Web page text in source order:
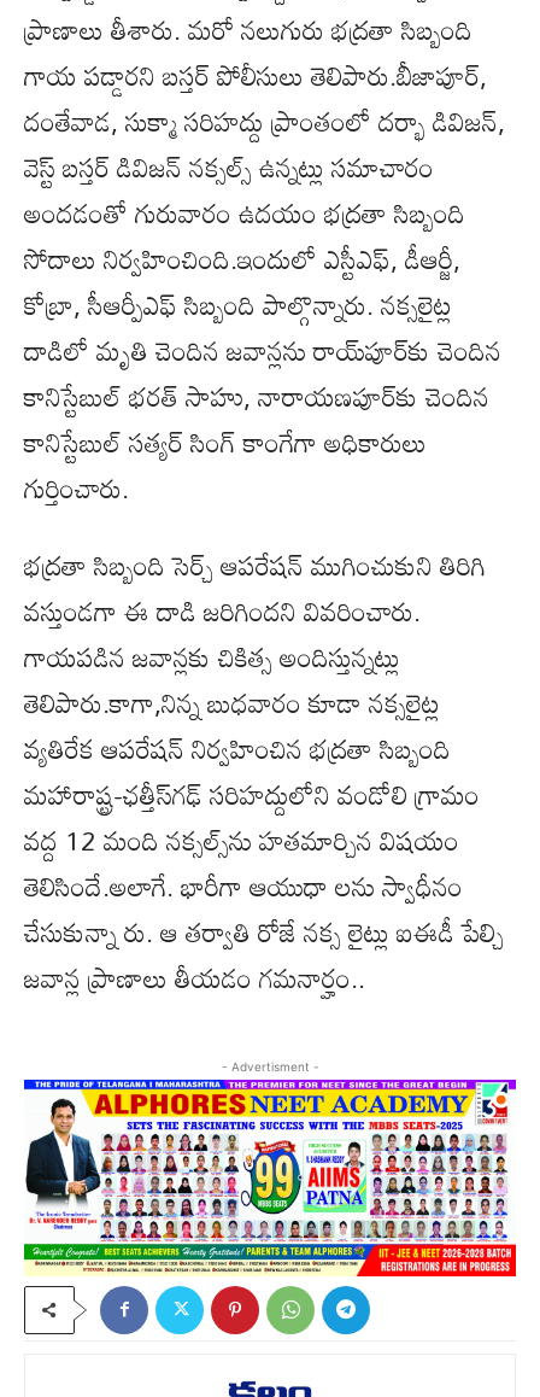
ప్రాణాలు తీశారు. మరో నలుగురు భద్రతా సిబ్బంది
గాయ పడ్డారని బస్తర్ పోలీసులు తెలిపారు.బీజాపూర్,
దంతేవాడ, సుక్మా సరిహద్దు ప్రాంతంలో దర్భా డివిజన్,
వెస్ట్ బస్తర్ డివిజన్ నక్సల్స్ ఉన్నట్లు సమాచారం
అందడంతో గురువారం ఉదయం భద్రతా సిబ్బంది
సోదాలు నిర్వహించింది.ఇందులో ఎస్టీఎఫ్, డీఆర్జీ,
కోబ్రా, సీఆర్పీఎఫ్ సిబ్బంది పాల్గొన్నారు. నక్సలైట్ల
దాడిలో మృతి చెందిన జవాన్లను రాయ్‌పూర్‌కు చెందిన
కానిస్టేబుల్ భరత్ సాహు, నారాయణపూర్‌కు చెందిన
కానిస్టేబుల్ సత్యర్ సింగ్ కాంగేగా అధికారులు
గుర్తించారు.
భద్రతా సిబ్బంది సెర్చ్ ఆపరేషన్ ముగించుకుని తిరిగి
వస్తుండగా ఈ దాడి జరిగిందని వివరించారు.
గాయపడిన జవాన్లకు చికిత్స అందిస్తున్నట్లు
తెలిపారు.కాగా,నిన్న బుధవారం కూడా నక్సలైట్ల
వ్యతిరేక ఆపరేషన్‌ నిర్వహించిన భద్రతా సిబ్బంది
మహారాష్ట్ర-ఛత్తీస్‌గఢ్ సరిహద్దులోని వండోలి గ్రామం
వద్ద 12 మంది నక్సల్స్‌ను హతమార్చిన విషయం
తెలిసిందే.అలాగే. భారీగా ఆయుధా లను స్వాధీనం
చేసుకున్నా రు. ఆ తర్వాతి రోజే నక్స లైట్లు ఐఈడీ పేల్చి
జవాన్ల ప్రాణాలు తీయడం గమనార్హం..
- Advertisment -